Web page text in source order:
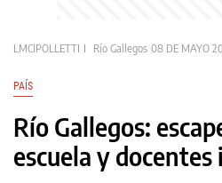
LMCIPOLLETTI Río Gallegos 08 DE MAYO
PAÍS
Río Gallegos:
escuela y